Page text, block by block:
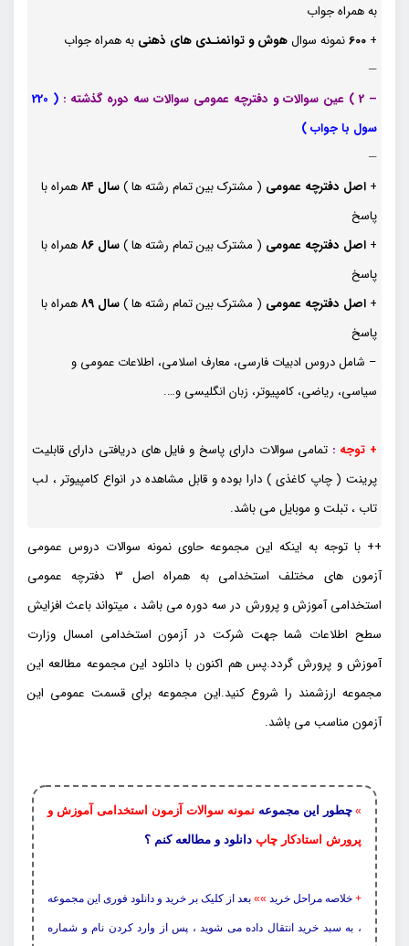
به همراه جواب
+
600نمونه سوالهوش و توانمنـدی های ذهنی به همراه جواب
—
– 2 ) عین سوالات و دفترچه عمومی سوالات سه دوره گذشته :
(
220
سول با جواب )
—
+ اصل دفترچه عمومی ( مشترک بین تمام رشته ها )سال ۸۴
همراه با
پاسخ
+ اصل دفترچه عمومی ( مشترک بین تمام رشته ها )سال ۸۶
همراه با
پاسخ
+ اصل دفترچه عمومی ( مشترک بین تمام رشته ها )سال ۸۹
همراه با
پاسخ
– شامل دروس ادبیات فارسی، معارف اسلامی، اطلاعات عمومی و
سیاسی، ریاضی، کامپیوتر، زبان انگلیسی و….
+ توجه : تمامی سوالات دارای پاسخ و فایل های دریافتی دارای قابلیت
پرینت ( چاپ کاغذی ) دارا بوده و قابل مشاهده در انواع کامپیوتر ، لب
تاب ، تبلت و موبایل می باشد.
++ با توجه به اینکه این مجموعه حاوی نمونه سوالات دروس عمومی
آزمون های مختلف استخدامی به همراه اصل 3 دفترچه عمومی
استخدامی آموزش و پرورش در سه دوره می باشد ، میتواند باعث افزایش
سطح اطلاعات شما جهت شرکت در آزمون استخدامی امسال وزارت
آموزش و پرورش گردد.پس هم اکنون با دانلود این مجموعه مطالعه این
مجموعه ارزشمند را شروع کنید.این مجموعه برای قسمت عمومی این
آزمون مناسب می باشد.
» چطور این مجموعه نمونه سوالات آزمون استخدامی آموزش و
پرورش استادکار چاپ دانلود و مطالعه کنم ؟
+ خلاصه مراحل خرید »» بعد از کلیک بر خرید و دانلود فوری این مجموعه
، به سبد خرید انتقال داده می شوید ، پس از وارد کردن نام و شماره